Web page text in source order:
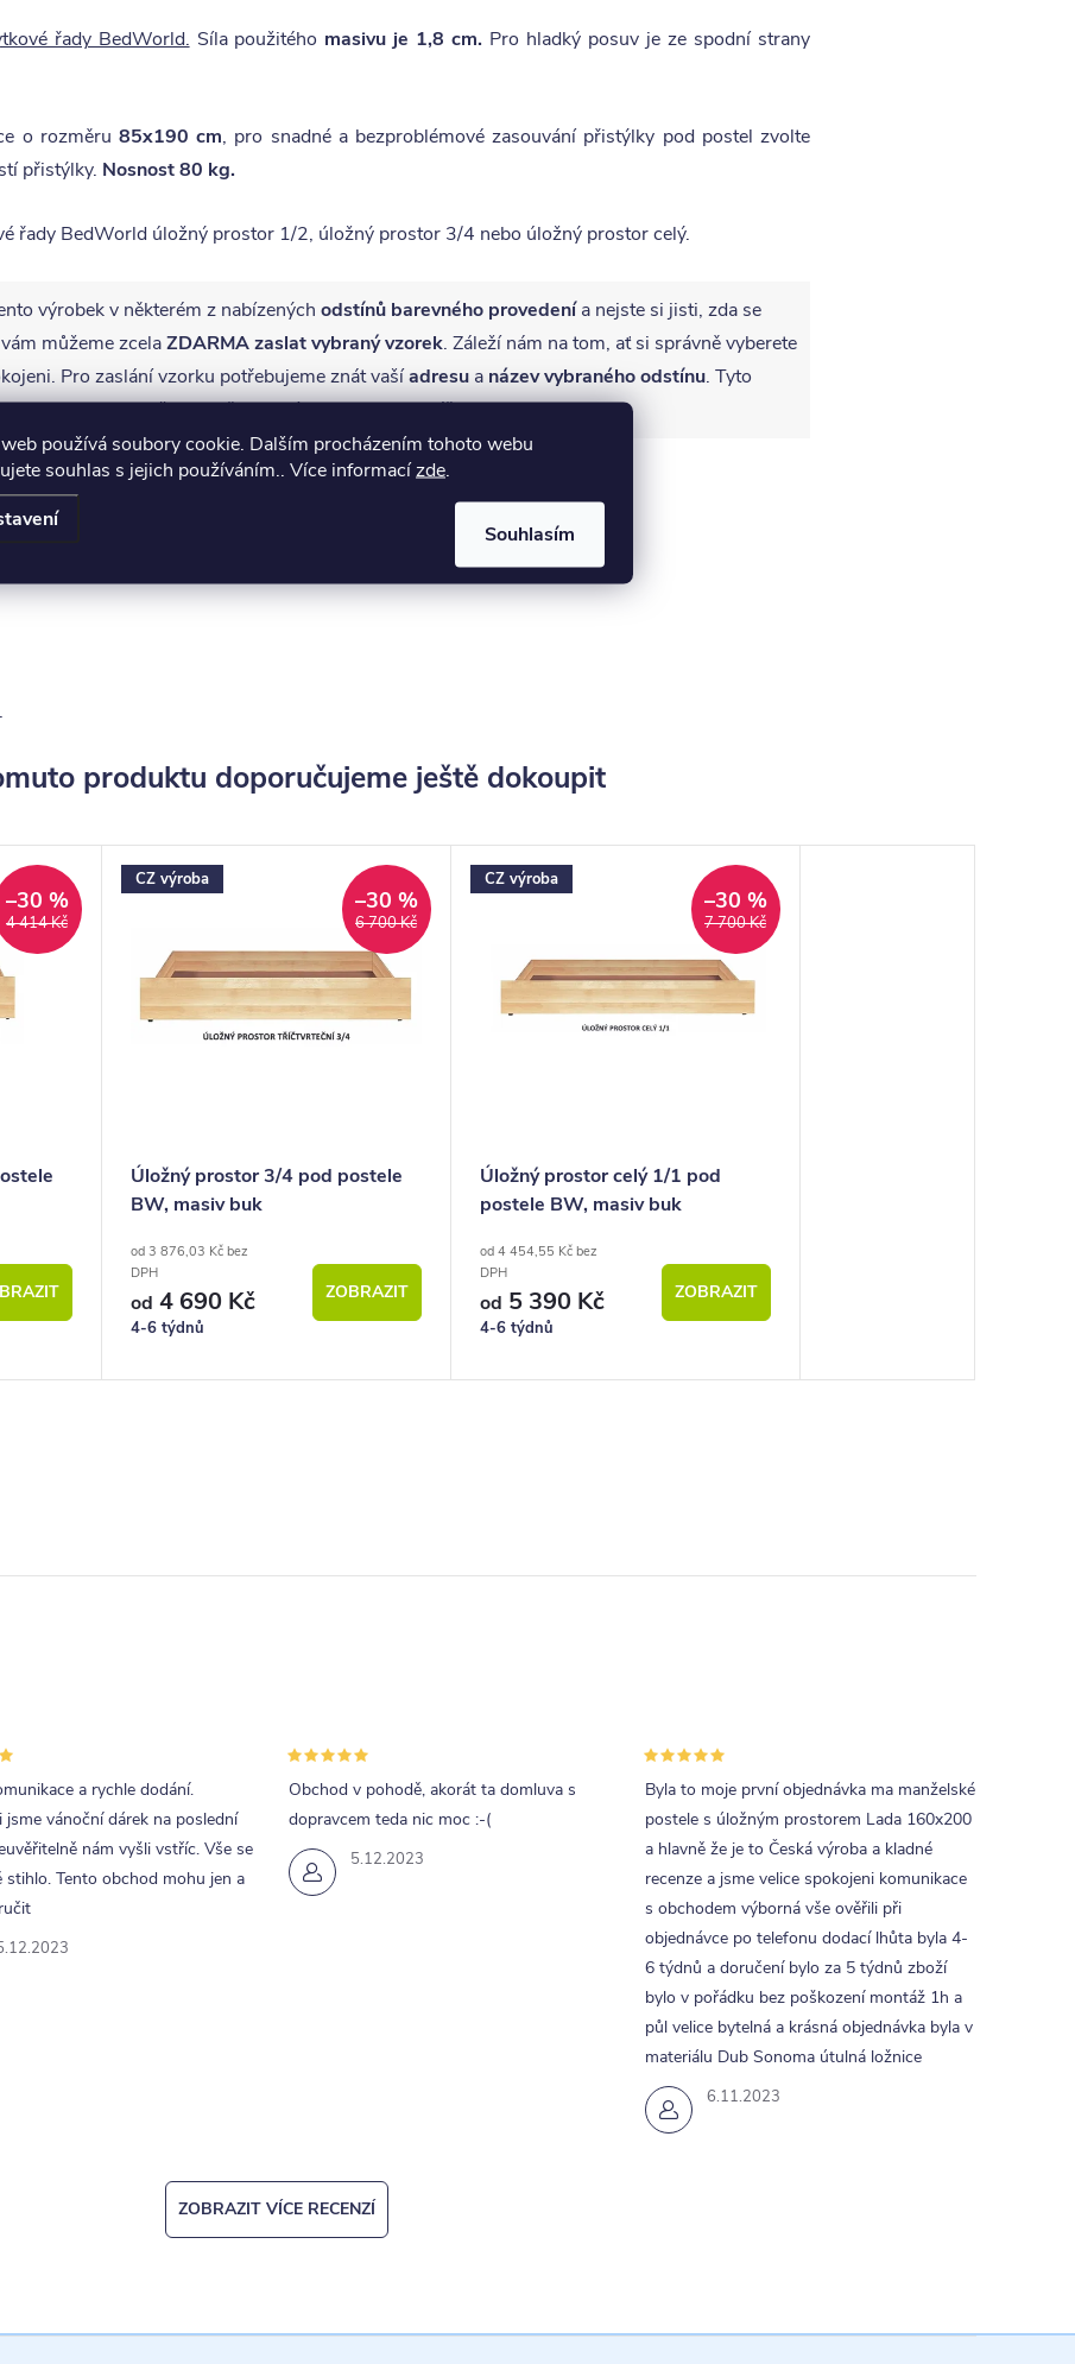
používá soubory cookie. Dalším procházením tohoto webu
souhlas s jejich používáním.. Více informacízde.
Souhlasím
řady BedWorld. Síla použitého masivu je 1,8 cm. Pro hladký posuv je ze spodní strany
o rozměru 85x190 cm, pro snadné a bezproblémové zasouvání přistýlky pod postel zvolte
přistýlky. Nosnost 80 kg.
řady BedWorld úložný prostor 1/2, úložný prostor 3/4 nebo úložný prostor celý.
výrobek v některém z nabízených odstínů barevného provedenía nejste si jisti, zda se
můžeme zcelaZDARMAzaslat vybraný vzorek. Záleží nám na tom, ať si správně vyberete
Pro zaslání vzorku potřebujeme znát vašíadresu a název vybraného odstínu. Tyto
nebo je vložit prostřednictvím tohotoformuláře.
produktu doporučujeme ještě dokoupit
4 414 Kč
–30 %
CZ výroba
6 700 Kč
–30 %
Úložný prostor 3/4 pod postele
BW, masiv buk
od 3 876,03 Kč bez
DPH
od 4 690 Kč
4-6 týdnů
ZOBRAZIT
CZ výroba
7 700 Kč
–30 %
Úložný prostor celý 1/1 pod
postele BW, masiv buk
od 4 454,55 Kč bez
DPH
od 5 390 Kč
4-6 týdnů
ZOBRAZIT
a rychle dodání.
jsme vánoční dárek na poslední
nám vyšli vstříc. Vše se
stihlo. Tento obchod mohu jen a
5.12.2023
Obchod v pohodě, akorát ta domluva s
dopravcem teda nic moc :-(
6.11.2023
Byla to moje první objednávka ma manželské
postele s úložným prostorem Lada 160x200
a hlavně že je to Česká výroba a kladné
recenze a jsme velice spokojeni komunikace
s obchodem výborná vše ověřili při
objednávce po telefonu dodací lhůta byla 4-
6 týdnů a doručení bylo za 5 týdnů zboží
bylo v pořádku bez poškození montáž 1h a
půl velice bytelná a krásná objednávka byla v
materiálu Dub Sonoma útulná ložnice
ZOBRAZIT VÍCE RECENZÍ